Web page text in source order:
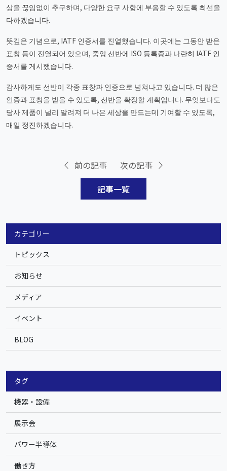
상을 끊임없이 추구하며, 다양한 요구 사항에 부응할 수 있도록 최선을
다하겠습니다.
뜻깊은 기념으로, IATF 인증서를 진열했습니다. 이곳에는 그동안 받은
표창 등이 진열되어 있으며, 중앙 선반에 ISO 등록증과 나란히 IATF 인
증서를 게시했습니다.
감사하게도 선반이 각종 표창과 인증으로 넘쳐나고 있습니다. 더 많은
인증과 표창을 받을 수 있도록, 선반을 확장할 계획입니다. 무엇보다도
당사 제품이 널리 알려져 더 나은 세상을 만드는데 기여할 수 있도록,
매일 정진하겠습니다.
前の記事
記事一覧
次の記事
カテゴリー
トピックス
お知らせ
メディア
イベント
BLOG
タグ
機器・設備
展示会
パワー半導体
働き方